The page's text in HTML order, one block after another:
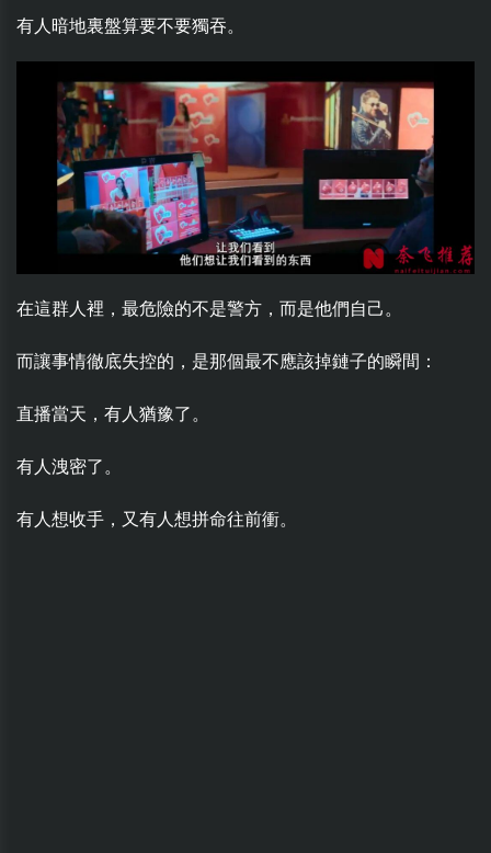
有人暗地裏盤算要不要獨吞。
在這群人裡，最危險的不是警方，而是他們自己。
而讓事情徹底失控的，是那個最不應該掉鏈子的瞬間：
直播當天，有人猶豫了。
有人洩密了。
有人想收手，又有人想拼命往前衝。